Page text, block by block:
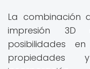
La combinación
impresión 3D
posibilidades
propiedades